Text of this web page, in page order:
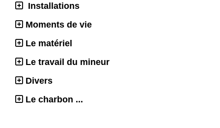
Installations
Moments de vie
Le matériel
Le travail du mineur
Divers
Le charbon ...